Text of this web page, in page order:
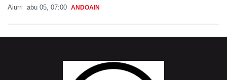
Aiurri abu 05, 07:00 ANDOAIN